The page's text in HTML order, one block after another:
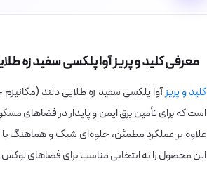
معرفی کلید و پریز آوا پلکسی سفید زه
کلید و پریزآوا پلکسی سفید زه طلایی دلند
است که برای تأمین برق ایمن و پایدار در فضاهای
علاوه بر عملکرد مطمئن، جلوه‌ای شیک و هماهنگ با
این محصول را به انتخابی مناسب برای فضاهای لوکس